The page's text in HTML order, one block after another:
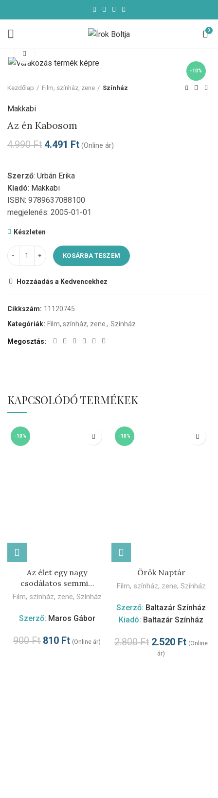
0
-10%
Kezdőlap Film, színház, zene Színház
Makkabi
Az én Kabosom
4.990Ft 4.491 Ft (Online ár)
Szerző: Urbán Erika
Kiadó: Makkabi
ISBN: 9789637088100
megjelenés: 2005-01-01
Készleten
KOSÁRBA TESZEM
Hozzáadás a Kedvencekhez
Cikkszám: 11120745
Kategóriák: Film, színház, zene, Színház
Megosztás
KAPCSOLÓDÓ TERMÉKEK
-10%
Az élet egy nagy
csodálatos semmi…
Film, színház, zene, Színház
Szerző: Maros Gábor
900Ft 810 Ft (Online ár)
-10%
Örök Naptár
Film, színház, zene, Színház
Szerző: Baltazár Színház
Kiadó: Baltazár Színház
2.800Ft 2.520 Ft (Online
ár)